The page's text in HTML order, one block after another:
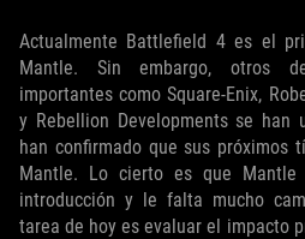
Actualmente Battlefield 4 es el
Mantle. Sin embargo, otros
importantes como Square-Enix,
y Rebellion Developments se
han confirmado que sus próximos
Mantle. Lo cierto es que Mantle
introducción y le falta mucho
tarea de hoy es evaluar el impacto